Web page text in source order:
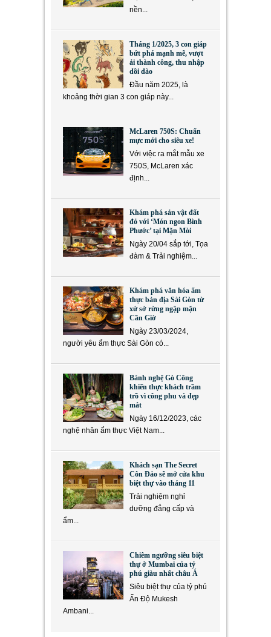
nền...
Tháng 1/2025, 3 con giáp
bứt phá mạnh mẽ, vượt
ải thành công, thu nhập
dồi dào
Đầu năm 2025, là
khoảng thời gian 3 con giáp này...
McLaren 750S: Chuẩn
mực mới cho siêu xe!
Với việc ra mắt mẫu xe
750S, McLaren xác
định...
Khám phá sản vật đất
đỏ với ‘Món ngon Bình
Phước’ tại Mặn Mòi
Ngày 20/04 sắp tới, Tọa
đàm & Trải nghiệm...
Khám phá văn hóa ẩm
thực bản địa Sài Gòn từ
xứ sở rừng ngập mặn
Cần Giờ
Ngày 23/03/2024,
người yêu ẩm thực Sài Gòn có...
Bánh nghệ Gò Công
khiến thực khách trầm
trồ vì công phu và đẹp
mắt
Ngày 16/12/2023, các
nghệ nhân ẩm thực Việt Nam...
Khách sạn The Secret
Côn Đảo sẽ mở cửa khu
biệt thự vào tháng 11
Trải nghiệm nghỉ
dưỡng đẳng cấp và
ẩm...
Chiêm ngưỡng siêu biệt
thự ở Mumbai của tỷ
phú giàu nhất châu Á
Siêu biệt thự của tỷ phú
Ấn Độ Mukesh
Ambani...